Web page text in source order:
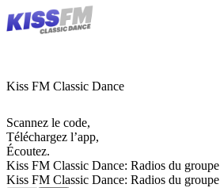
Kiss FM Classic Dance
Scannez le code,
Téléchargez l’app,
Écoutez.
Kiss FM Classic Dance: Radios du groupe
Kiss FM Classic Dance: Radios du groupe